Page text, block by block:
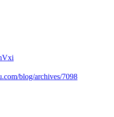
blog/archives/7098